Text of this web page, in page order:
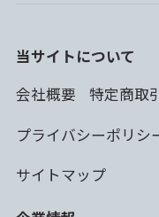
当サイトについて
会社概要
特定商取
プライバシーポリシ
サイトマップ